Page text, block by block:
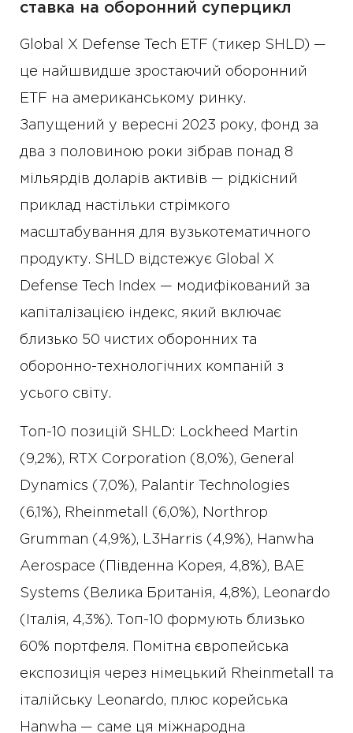
ставка на оборонний суперцикл
Global X Defense Tech ETF (тикер SHLD) —
це найшвидше зростаючий оборонний
ETF на американському ринку.
Запущений у вересні 2023 року, фонд за
два з половиною роки зібрав понад 8
мільярдів доларів активів — рідкісний
приклад настільки стрімкого
масштабування для вузькотематичного
продукту. SHLD відстежує Global X
Defense Tech Index — модифікований за
капіталізацією індекс, який включає
близько 50 чистих оборонних та
оборонно-технологічних компаній з
усього світу.
Топ-10 позицій SHLD: Lockheed Martin
(9,2%), RTX Corporation (8,0%), General
Dynamics (7,0%), Palantir Technologies
(6,1%), Rheinmetall (6,0%), Northrop
Grumman (4,9%), L3Harris (4,9%), Hanwha
Aerospace (Південна Корея, 4,8%), BAE
Systems (Велика Британія, 4,8%), Leonardo
(Італія, 4,3%). Топ-10 формують близько
60% портфеля. Помітна європейська
експозиція через німецький Rheinmetall та
італійську Leonardo, плюс корейська
Hanwha — саме ця міжнародна